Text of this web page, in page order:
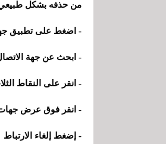
من حذفه بشكل طبيعي.
- اضغط على تطبيق
- ابحث عن جهة
- انقر على النقاط
- انقر فوق عرض جهات
- إضغط إلغاء الارتباط